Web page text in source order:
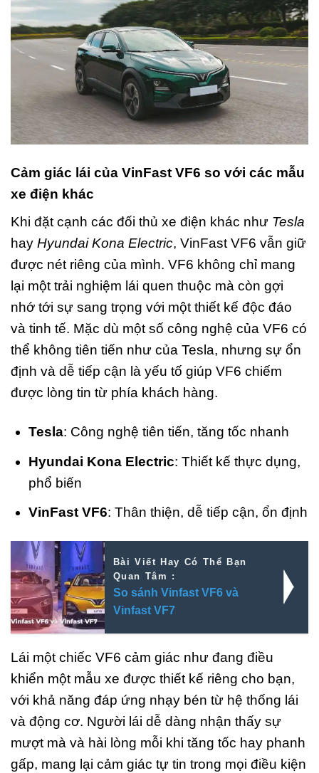
Cảm giác lái của VinFast VF6 so với các mẫu
xe điện khác
Khi đặt cạnh các đối thủ xe điện khác như Tesla
hay Hyundai Kona Electric, VinFast VF6 vẫn giữ
được nét riêng của mình. VF6 không chỉ mang
lại một trải nghiệm lái quen thuộc mà còn gợi
nhớ tới sự sang trọng với một thiết kế độc đáo
và tinh tế. Mặc dù một số công nghệ của VF6 có
thể không tiên tiến như của Tesla, nhưng sự ổn
định và dễ tiếp cận là yếu tố giúp VF6 chiếm
được lòng tin từ phía khách hàng.
Tesla: Công nghệ tiên tiến, tăng tốc nhanh
Hyundai Kona Electric: Thiết kế thực dụng,
phổ biến
VinFast VF6: Thân thiện, dễ tiếp cận, ổn định
Bài Viết Hay Có Thể Bạn
Quan Tâm :
So sánh Vinfast VF6 và
Vinfast VF7
Lái một chiếc VF6 cảm giác như đang điều
khiển một mẫu xe được thiết kế riêng cho bạn,
với khả năng đáp ứng nhạy bén từ hệ thống lái
và động cơ. Người lái dễ dàng nhận thấy sự
mượt mà và hài lòng mỗi khi tăng tốc hay phanh
gấp, mang lại cảm giác tự tin trong mọi điều kiện